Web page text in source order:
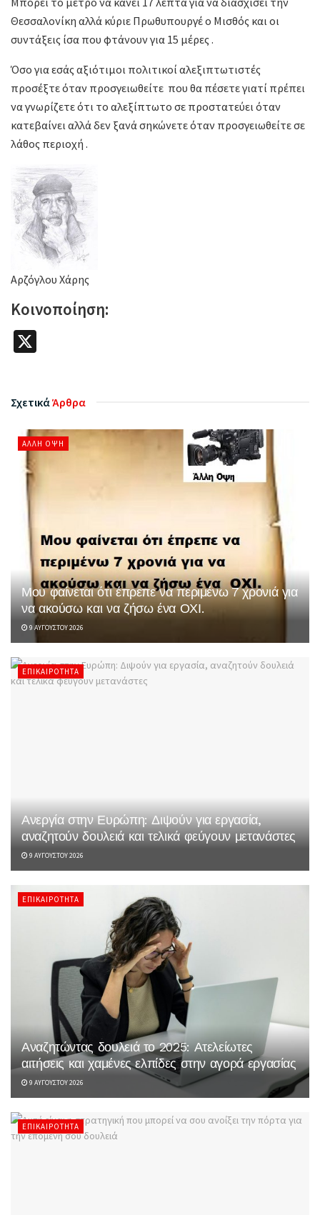
Θεσσαλονίκη αλλά κύριε Πρωθυπουργέ ο Μισθός και οι
συντάξεις ίσα που φτάνουν για 15 μέρες .
Όσο για εσάς αξιότιμοι πολιτικοί αλεξιπτωτιστές
προσέξτε όταν προσγειωθείτε που θα πέσετε γιατί πρέπει
να γνωρίζετε ότι το αλεξίπτωτο σε προστατεύει όταν
κατεβαίνει αλλά δεν ξανά σηκώνετε όταν προσγειωθείτε σε
λάθος περιοχή .
Αρζόγλου Χάρης
Κοινοποίηση:
ΣχετικάΆρθρα
ΆΛΛΗ ΌΨΗ
Μου φαίνεται ότι έπρεπε να περιμένω 7 χρονιά για
να ακούσω και να ζήσω ένα ΟΧΙ.
9 ΑΥΓΟΎΣΤΟΥ 2026
ΕΠΙΚΑΙΡΌΤΗΤΑ
Ανεργία στην Ευρώπη: Διψούν για εργασία,
αναζητούν δουλειά και τελικά φεύγουν μετανάστες
9 ΑΥΓΟΎΣΤΟΥ 2026
ΕΠΙΚΑΙΡΌΤΗΤΑ
Αναζητώντας δουλειά το 2025: Ατελείωτες
αιτήσεις και χαμένες ελπίδες στην αγορά εργασίας
9 ΑΥΓΟΎΣΤΟΥ 2026
ΕΠΙΚΑΙΡΌΤΗΤΑ